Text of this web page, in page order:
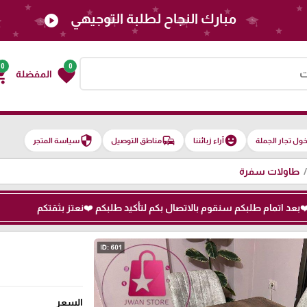
0
favorite المفضلة
0
مبارك النجاح لطلبة التوجيهي play_circle
تجار الجملة emoji_emotionsآراء زبائننا commuteمناطق التوصيل securityسياسة المتجر
طاولات سفرة
السعر